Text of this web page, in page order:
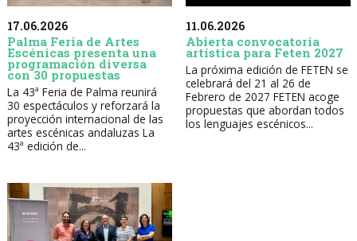
17.06.2026
Palma Feria de Artes
Escénicas presenta una
programación diversa
con 30 propuestas
La 43ª Feria de Palma reunirá
30 espectáculos y reforzará la
proyección internacional de las
artes escénicas andaluzas La
43ª edición de...
11.06.2026
Abierta convocatoria
artística para Feten 2027
La próxima edición de FETEN se
celebrará del 21 al 26 de
Febrero de 2027 FETEN acoge
propuestas que abordan todos
los lenguajes escénicos...